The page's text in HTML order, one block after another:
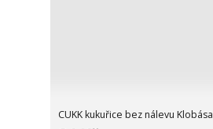
CUKK kukuřice bez nálevu Klobása